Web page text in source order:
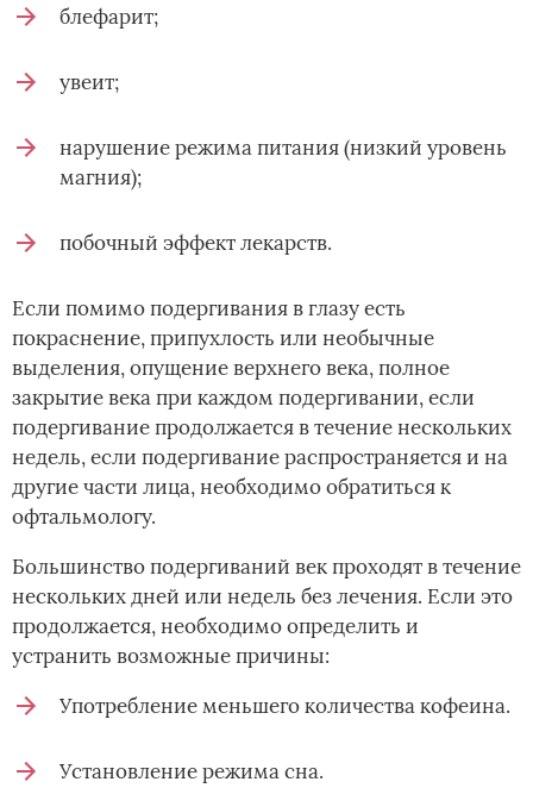
блефарит;
увеит;
нарушение режима питания (низкий уровень
магния);
побочный эффект лекарств.
Если помимо подергивания в глазу есть
покраснение, припухлость или необычные
выделения, опущение верхнего века, полное
закрытие века при каждом подергивании, если
подергивание продолжается в течение нескольких
недель, если подергивание распространяется и на
другие части лица, необходимо обратиться к
офтальмологу.
Большинство подергиваний век проходят в течение
нескольких дней или недель без лечения. Если это
продолжается, необходимо определить и
устранить возможные причины:
Употребление меньшего количества кофеина.
Установление режима сна.